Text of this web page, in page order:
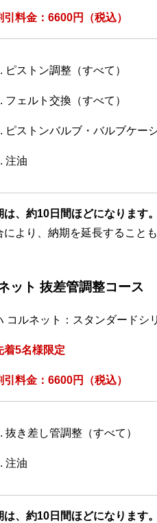
引料金：6600円（税込）
ピストン調整（すべて）
フェルト交換（すべて）
ピストンバルブ・バルブケー
注油
、約10日間ほどになります。
により、納期を延長すること
ット 抜差管調整コース
コルネット：スタンダードシ
着5名様限定
引料金：6600円（税込）
抜き差し管調整（すべて）
注油
、約10日間ほどになります。